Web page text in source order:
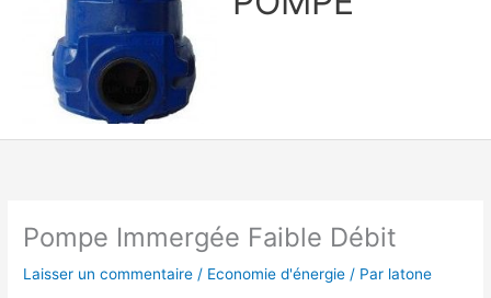
Pompe Immergée Faible Débit
Laisser un commentaire / Economie d'énergie / Par latone